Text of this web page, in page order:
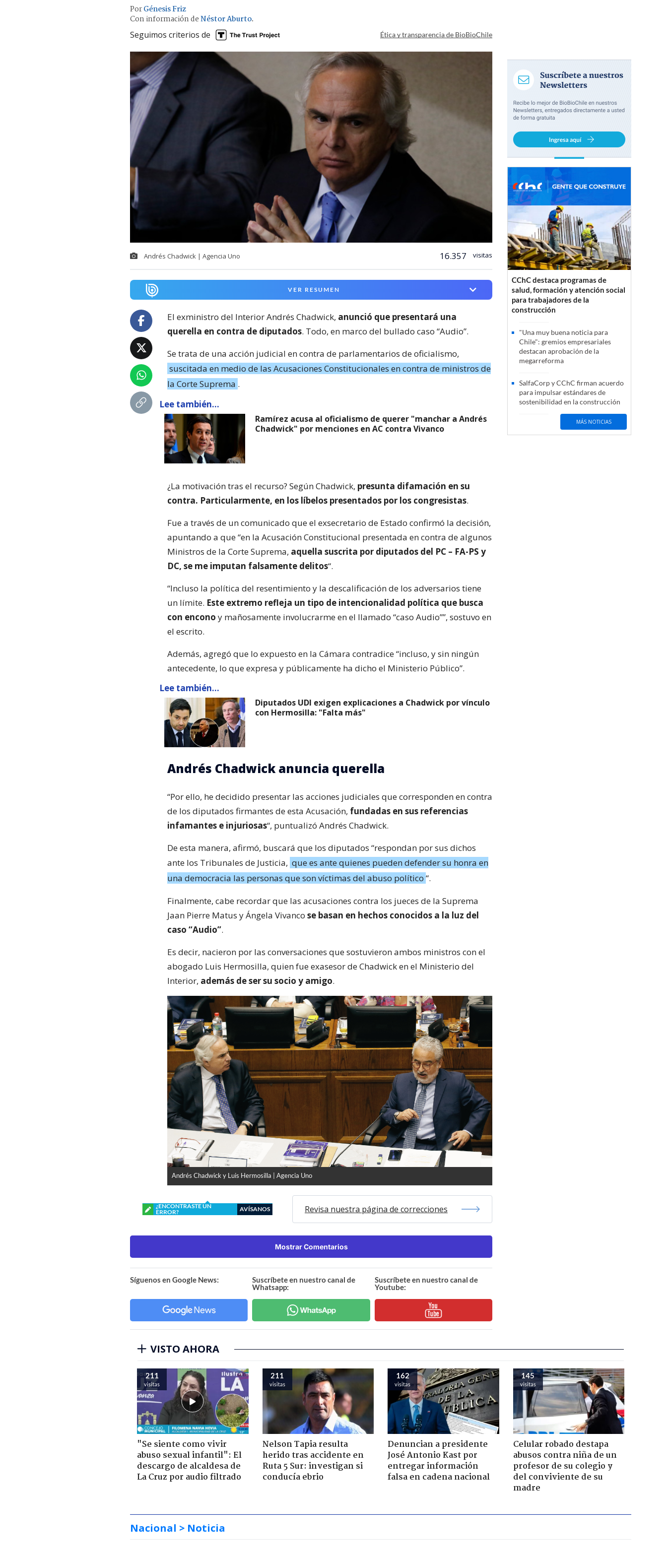
PorGénesis Friz
Con información deNéstor Aburto.
Seguimos criterios de Ética y transparencia de BioBioChile
Andrés Chadwick | Agencia Uno 16.357 visitas
VER RESUMEN
El exministro del Interior Andrés Chadwick, anunció que presentará una
querella en contra de diputados. Todo, en marco del bullado caso “Audio”.
Se trata de una acción judicial en contra de parlamentarios de oficialismo,
suscitada en medio de las Acusaciones Constitucionales en contra de ministros de
la Corte Suprema .
Lee también...
Ramírez acusa al oficialismo de querer "manchar a Andrés
Chadwick" por menciones en AC contra Vivanco
¿La motivación tras el recurso? Según Chadwick, presunta difamación en su
contra. Particularmente, en los líbelos presentados por los congresistas.
Fue a través de un comunicado que el exsecretario de Estado confirmó la decisión,
apuntando a que “en la Acusación Constitucional presentada en contra de algunos
Ministros de la Corte Suprema, aquella suscrita por diputados del PC – FA-PS y
DC, se me imputan falsamente delitos“.
“Incluso la política del resentimiento y la descalificación de los adversarios tiene
un límite. Este extremo refleja un tipo de intencionalidad política que busca
con encono y mañosamente involucrarme en el llamado “caso Audio””, sostuvo en
el escrito.
Además, agregó que lo expuesto en la Cámara contradice “incluso, y sin ningún
antecedente, lo que expresa y públicamente ha dicho el Ministerio Público”.
Lee también...
Diputados UDI exigen explicaciones a Chadwick por vínculo
con Hermosilla: "Falta más"
Andrés Chadwick anuncia querella
“Por ello, he decidido presentar las acciones judiciales que corresponden en contra
de los diputados firmantes de esta Acusación, fundadas en sus referencias
infamantes e injuriosas“, puntualizó Andrés Chadwick.
De esta manera, afirmó, buscará que los diputados “respondan por sus dichos
ante los Tribunales de Justicia, que es ante quienes pueden defender su honra en
una democracia las personas que son víctimas del abuso político “.
Finalmente, cabe recordar que las acusaciones contra los jueces de la Suprema
Jaan Pierre Matus y Ángela Vivanco se basan en hechos conocidos a la luz del
caso “Audio”.
Es decir, nacieron por las conversaciones que sostuvieron ambos ministros con el
abogado Luis Hermosilla, quien fue exasesor de Chadwick en el Ministerio del
Interior, además de ser su socio y amigo.
Andrés Chadwick y Luis Hermosilla | Agencia Uno
¿ENCONTRASTE UN
ERROR?
AVÍSANOS Revisa nuestra página de correcciones
Mostrar Comentarios
Síguenos en Google News:
Suscríbete en nuestro canal de
Whatsapp:
Suscríbete en nuestro canal de
Youtube:
CChC destaca programas de
salud, formación y atención social
para trabajadores de la
construcción
"Una muy buena noticia para
Chile": gremios empresariales
destacan aprobación de la
megarreforma
SalfaCorp y CChC firman acuerdo
para impulsar estándares de
sostenibilidad en la construcción
MÁS NOTICIAS
VISTO AHORA
211
visitas
"Se siente como vivir
abuso sexual infantil": El
descargo de alcaldesa de
La Cruz por audio filtrado
211
visitas
Nelson Tapia resulta
herido tras accidente en
Ruta 5 Sur: investigan si
conducía ebrio
162
visitas
Denuncian a presidente
José Antonio Kast por
entregar información
falsa en cadena nacional
145
visitas
Celular robado destapa
abusos contra niña de un
profesor de su colegio y
del conviviente de su
madre
Nacional > Noticia